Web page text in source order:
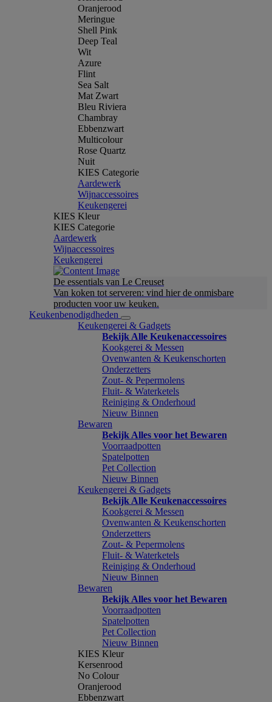
Oranjerood
Meringue
Shell Pink
Deep Teal
Wit
Azure
Flint
Sea Salt
Mat Zwart
Bleu Riviera
Chambray
Ebbenzwart
Multicolour
Rose Quartz
Nuit
KIES Categorie
Aardewerk
Wijnaccessoires
Keukengerei
KIES Kleur
KIES Categorie
Aardewerk
Wijnaccessoires
Keukengerei
De essentials van Le Creuset
Van koken tot serveren: vind hier de onmisbare
producten voor uw keuken.
Keukenbenodigdheden
Keukengerei & Gadgets
Bekijk Alle Keukenaccessoires
Kookgerei & Messen
Ovenwanten & Keukenschorten
Onderzetters
Zout- & Pepermolens
Fluit- & Waterketels
Reiniging & Onderhoud
Nieuw Binnen
Bewaren
Bekijk Alles voor het Bewaren
Voorraadpotten
Spatelpotten
Pet Collection
Nieuw Binnen
Keukengerei & Gadgets
Bekijk Alle Keukenaccessoires
Kookgerei & Messen
Ovenwanten & Keukenschorten
Onderzetters
Zout- & Pepermolens
Fluit- & Waterketels
Reiniging & Onderhoud
Nieuw Binnen
Bewaren
Bekijk Alles voor het Bewaren
Voorraadpotten
Spatelpotten
Pet Collection
Nieuw Binnen
KIES Kleur
Kersenrood
No Colour
Oranjerood
Ebbenzwart